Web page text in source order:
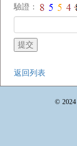
驗證：
返回列表
© 2024